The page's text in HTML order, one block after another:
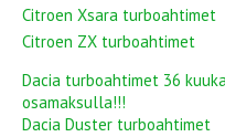
Citroen Xsara turboahtimet
Citroen ZX turboahtimet
Dacia turboahtimet 36
osamaksulla!!!
Dacia Duster turboahtimet